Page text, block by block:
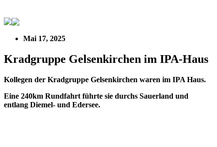
Mai 17, 2025
Kradgruppe Gelsenkirchen im IPA-Haus
Kollegen der Kradgruppe Gelsenkirchen waren im IPA Haus.
Eine 240km Rundfahrt führte sie durchs Sauerland und
entlang Diemel- und Edersee.